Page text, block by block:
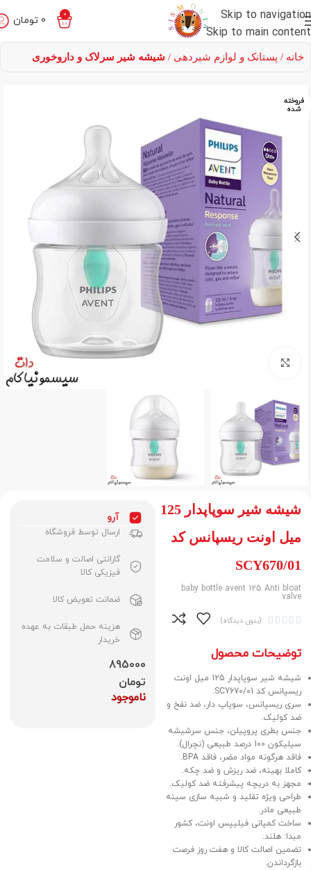
Skip to navigation
Skip to main content
0
0 تومان
خانه پستانک و لوازم شیردهی شیشه شیر سرلاک و داروخوری
فروخته
شده
شیشه شیر سوپاپدار 125
میل اونت ریسپانس کد
SCY670/01
baby bottle avent 125 Anti bloat
valve




 (بدون دیدگاه)
توضیحات محصول
شیشه شیر سوپاپدار 125 میل اونت
ریسپانس کد SCY670/01.
سری ریسپانس، سوپاپ دار، ضد نفخ و
ضد کولیک.
جنس بطری پروپیلن، جنس سرشیشه
سیلیکون 100 درصد طبیعی (نچرال).
فاقد هرگونه مواد مضر، فاقد BPA.
کاملا بهینه، ضد ریزش و ضد چکه.
مجهز به دریچه پیشرفته ضد کولیک.
طراحی ویژه تقلید و شبیه سازی سینه‌
طبیعی مادر.
ساخت کمپانی فیلیپس اونت، کشور
مبدا: هلند.
تضمین اصالت کالا و هفت روز فرصت
بازگرداندن.
آرو
ارسال توسط فروشگاه
گارانتی اصالت و سلامت
فیزیکی کالا
ضمانت تعویض کالا
هزینه حمل طبقات به عهده
خریدار
895000
تومان
ناموجود